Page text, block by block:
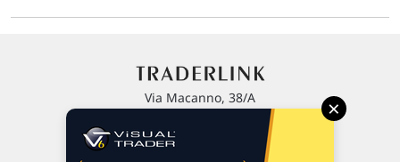
Via Macanno, 38/A
P.IVA 02 452 460 401
×